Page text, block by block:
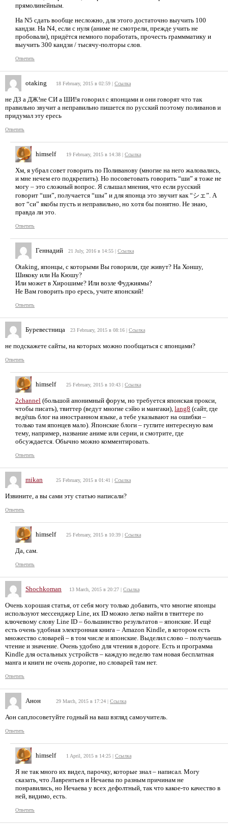
прямолинейным.
На N5 сдать вообще несложно, для этого достаточно выучить 100
кандзи. На N4, если с нуля (аниме не смотрели, прежде учить не
пробовали), придётся немного поработать, прочесть граммматику и
выучить 300 кандзи / тысячу-полторы слов.
Ответить
otaking 18 February, 2015 в 02:59 | Ссылка
не ДЗ а ДЖ!не СИ а ШИ!я говорил с японцами и они говорят что так
правильно звучит а неправильно пишется по русский поэтому поливанов и
придумал эту ересь
Ответить
himself 19 February, 2015 в 14:38 | Ссылка
Хм, я убрал совет говорить по Поливанову (многие на него жаловались,
и мне нечем его подкрепить). Но посоветовать говорить “ши” я тоже не
могу – это сложный вопрос. Я слышал мнения, что если русский
говорит “ши”, получается “шы” и для японца это звучит как “シェ”. А
вот “си” якобы пусть и неправильно, но хотя бы понятно. Не знаю,
правда ли это.
Ответить
Геннадий 21 July, 2016 в 14:55 | Ссылка
Otaking, японцы, с которыми Вы говорили, где живут? На Хоншу,
Шикоку или На Кюшу?
Или может в Хирошиме? Или возле Фуджиямы?
Не Вам говорить про ересь, учите японский!
Ответить
Буревестница 23 February, 2015 в 08:16 | Ссылка
не подскажете сайты, на которых можно пообщаться с японцами?
Ответить
himself 25 February, 2015 в 10:43 | Ссылка
2channel (большой анонимный форум, но требуется японская прокси,
чтобы писать), твиттер (ведут многие сэйю и мангаки), lang8 (сайт, где
ведёшь блог на иностранном языке, а тебе указывают на ошибки –
только там японцев мало). Японские блоги – гуглите интересную вам
тему, например, название аниме или серии, и смотрите, где
обсуждается. Обычно можно комментировать.
Ответить
mikan 25 February, 2015 в 01:41 | Ссылка
Извините, а вы сами эту статью написали?
Ответить
himself 25 February, 2015 в 10:39 | Ссылка
Да, сам.
Ответить
Shochkoman 13 March, 2015 в 20:27 | Ссылка
Очень хорошая статья, от себя могу только добавить, что многие японцы
используют мессенджер Line, их ID можно легко найти в твиттере по
ключевому слову Line ID – большинство результатов – японские. И ещё
есть очень удобная электронная книга – Amazon Kindle, в котором есть
множество словарей – в том числе и японские. Выделил слово – получаешь
чтение и значение. Очень удобно для чтения в дороге. Есть и программа
Kindle для остальных устройств – каждую неделю там новая бесплатная
манга и книги не очень дорогие, но словарей там нет.
Ответить
Анон 29 March, 2015 в 17:24 | Ссылка
Аон сап,посоветуйте годный на ваш взгляд самоучитель.
Ответить
himself 1 April, 2015 в 14:25 | Ссылка
Я не так много их видел, парочку, которые знал – написал. Могу
сказать, что Лаврентьев и Нечаева по разным причинам не
понравились, но Нечаева у всех дефолтный, так что какое-то качество в
ней, видимо, есть.
Ответить